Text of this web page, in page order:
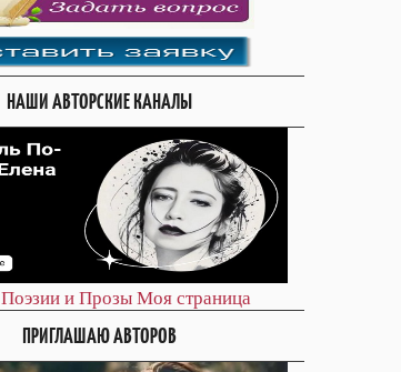
НАШИ АВТОРСКИЕ КАНАЛЫ
Поэзии и Прозы Моя страница
ПРИГЛАШАЮ АВТОРОВ